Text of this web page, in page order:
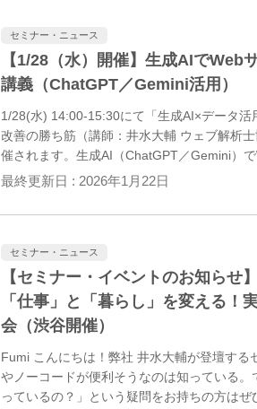
セミナー・ニュース
【1/28（水）開催】生成AIでWeb
講義（ChatGPT／Gemini活用）
1/28(水) 14:00-15:30にて「生成AI×データ活
改善の勝ち筋（講師：井水大輔 ウェブ解析
催されます。生成AI（ChatGPT／Gemini）
を学ぶ出版記念講義です。ぜひご参加くださ
最終更新日 : 2026年1月22日
セミナー・ニュース
【セミナー・イベントのお知らせ
「仕事」と「暮らし」を変える！
会（渋谷開催）
Fumi こんにちは！弊社 井水大輔が登壇す
やノーコードが便利そうなのは知っている。
っているの？」という疑問をお持ちの方はぜ